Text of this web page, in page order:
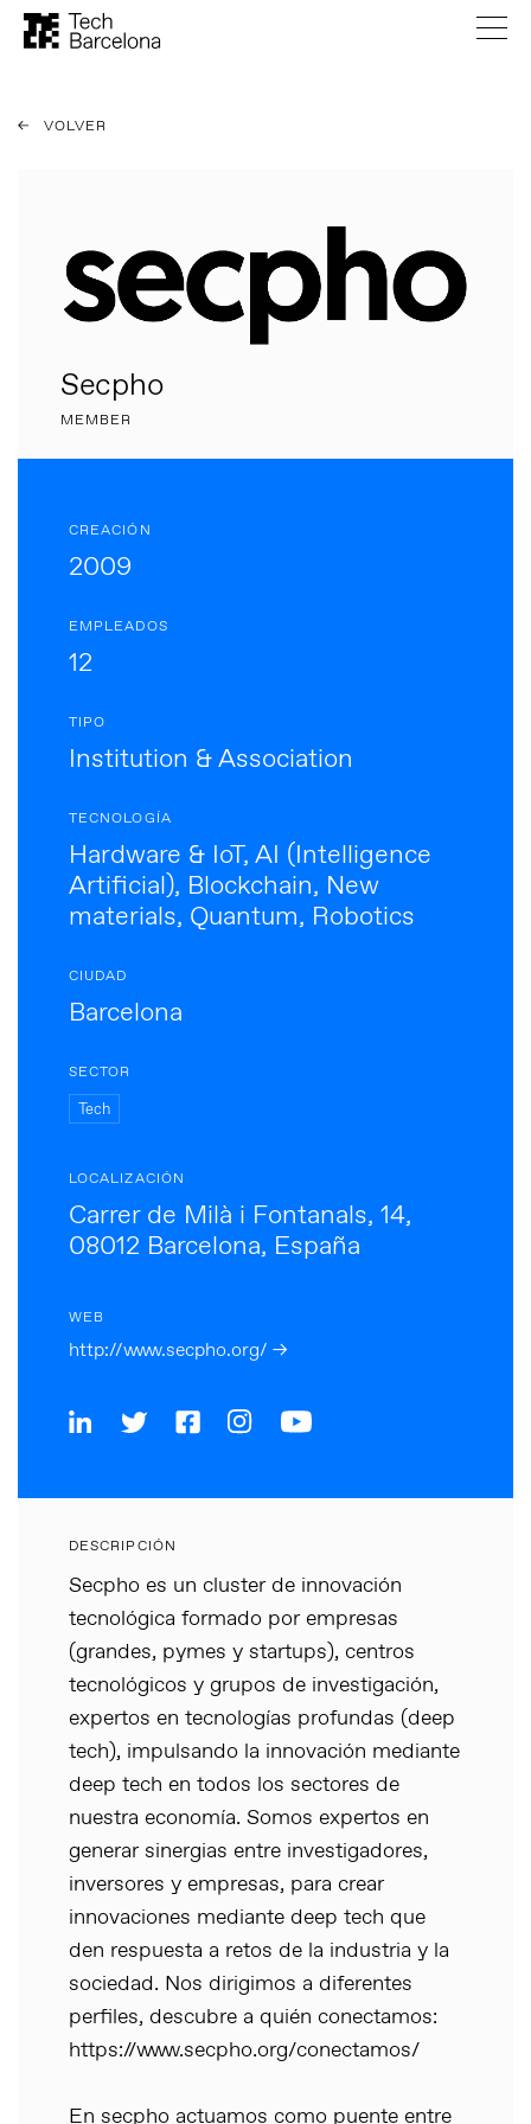
VOLVER
Secpho
MEMBER
CREACIÓN
2009
EMPLEADOS
12
TIPO
Institution & Association
TECNOLOGÍA
Hardware & IoT, AI (Intelligence
Artificial), Blockchain, New
materials, Quantum, Robotics
CIUDAD
Barcelona
SECTOR
Tech
LOCALIZACIÓN
Carrer de Milà i Fontanals, 14,
08012 Barcelona, España
WEB
http://www.secpho.org/ →
DESCRIPCIÓN
Secpho es un cluster de innovación
tecnológica formado por empresas
(grandes, pymes y startups), centros
tecnológicos y grupos de investigación,
expertos en tecnologías profundas (deep
tech), impulsando la innovación mediante
deep tech en todos los sectores de
nuestra economía. Somos expertos en
generar sinergias entre investigadores,
inversores y empresas, para crear
innovaciones mediante deep tech que
den respuesta a retos de la industria y la
sociedad. Nos dirigimos a diferentes
perfiles, descubre a quién conectamos:
https://www.secpho.org/conectamos/
En secpho actuamos como puente entre